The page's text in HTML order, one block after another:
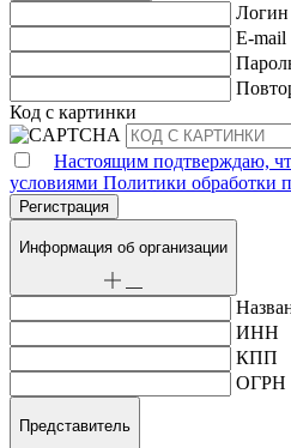
Логин
E-mail
Код с картинки
Настоящим подтверждаю,
условиями Политики обработки
Информация об организации
ИНН
КПП
ОГРН
Представитель